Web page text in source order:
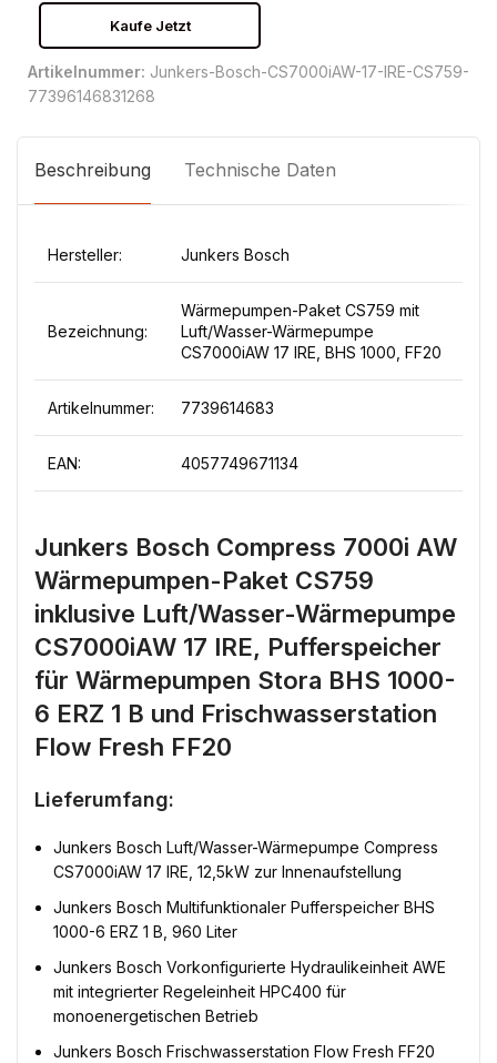
Kaufe Jetzt
Artikelnummer: Junkers-Bosch-CS7000iAW-17-IRE-CS759-
77396146831268
Beschreibung Technische Daten
Hersteller: Junkers Bosch
Bezeichnung:
Wärmepumpen-Paket CS759 mit
Luft/Wasser-Wärmepumpe
CS7000iAW 17 IRE, BHS 1000, FF20
Artikelnummer: 7739614683
EAN: 4057749671134
Junkers Bosch Compress 7000i AW
Wärmepumpen-Paket CS759
inklusive Luft/Wasser-Wärmepumpe
CS7000iAW 17 IRE, Pufferspeicher
für Wärmepumpen Stora BHS 1000-
6 ERZ 1 B und Frischwasserstation
Flow Fresh FF20
Lieferumfang:
Junkers Bosch Luft/Wasser-Wärmepumpe Compress
CS7000iAW 17 IRE, 12,5kW zur Innenaufstellung
Junkers Bosch Multifunktionaler Pufferspeicher BHS
1000-6 ERZ 1 B, 960 Liter
Junkers Bosch Vorkonfigurierte Hydraulikeinheit AWE
mit integrierter Regeleinheit HPC400 für
monoenergetischen Betrieb
Junkers Bosch Frischwasserstation Flow Fresh FF20